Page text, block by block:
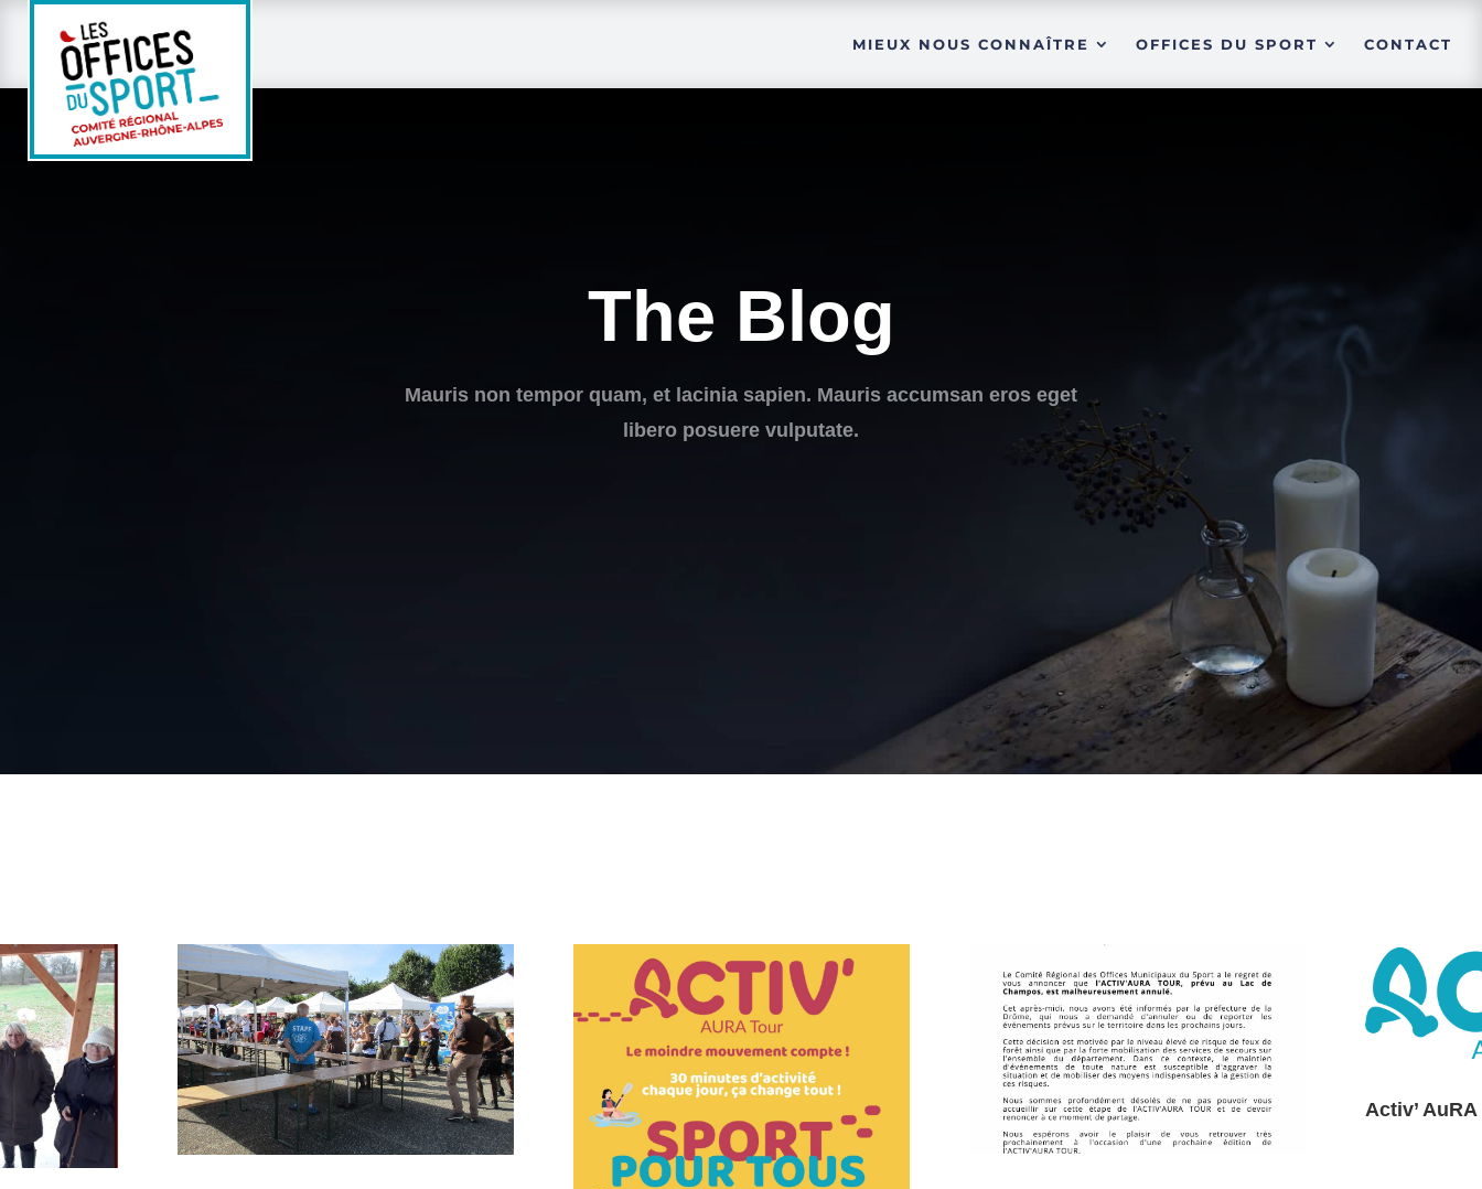
MIEUX NOUS CONNAÎTRE OFFICES DU SPORT CONTACT
The Blog
Mauris non tempor quam, et lacinia sapien. Mauris accumsan eros eget
libero posuere vulputate.
Activ’